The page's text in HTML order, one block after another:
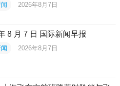
2026年8月7日
8 月 7 日 国际新闻早报
2026年8月7日